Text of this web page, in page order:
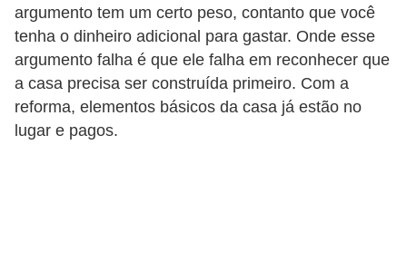
argumento tem um certo peso, contanto que você
tenha o dinheiro adicional para gastar. Onde esse
argumento falha é que ele falha em reconhecer que
a casa precisa ser construída primeiro. Com a
reforma, elementos básicos da casa já estão no
lugar e pagos.